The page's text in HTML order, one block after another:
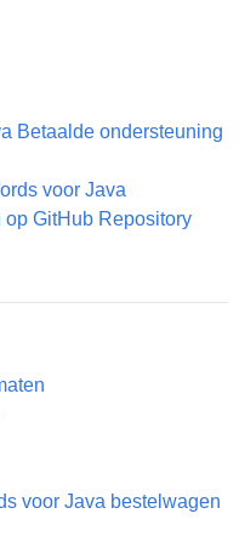
Betaalde ondersteuning
voor Java
GitHub Repository
voor Java bestelwagen